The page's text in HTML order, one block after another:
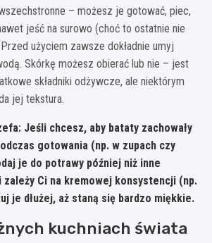
– możesz je gotować, piec,
jeść na surowo (choć to ostatnie nie
użyciem zawsze dokładnie umyj
Skórkę możesz obierać lub nie – jest
składniki odżywcze, ale niektórym
jej tekstura.
Jeśli chcesz, aby bataty zachowały
gotowania (np. w zupach czy
je do potrawy później niż inne
zależy Ci na kremowej konsystencji (np.
je dłużej, aż staną się bardzo miękkie.
kuchniach świata